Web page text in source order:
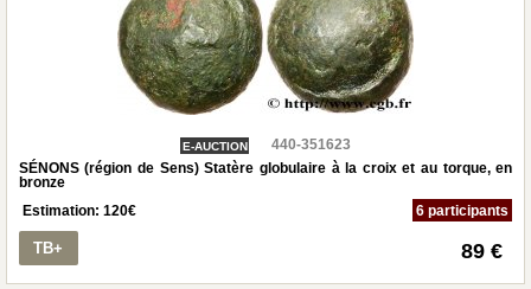
E-AUCTION
440-351623
SÉNONS (région de Sens) Statère globulaire à la croix et au torque, en
bronze
Estimation: 120€ 6 participants
TB+ 89 €